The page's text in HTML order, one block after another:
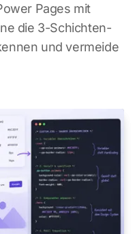
Pages mit
die 3-Schichten-
und vermeide